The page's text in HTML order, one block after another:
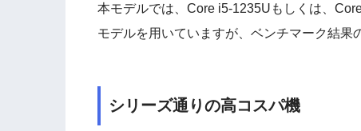
本モデルでは、Core i5-1235Uもしくは、
モデルを用いていますが、ベンチマーク結果
シリーズ通りの高コスパ機